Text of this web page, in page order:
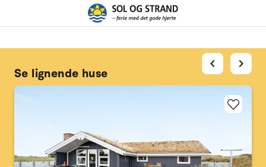
Se lignende huse
chevron_left chevron_right